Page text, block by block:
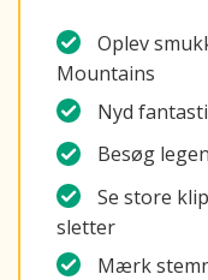
Oplev
Mountains
Nyd
Besøg
Se store
sletter
Mærk